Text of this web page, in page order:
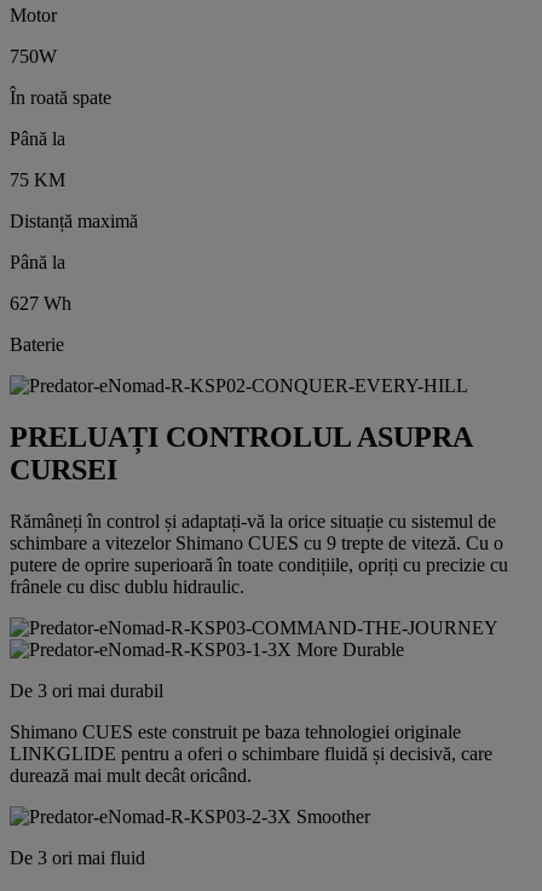
Motor
750W
În roată spate
Până la
75 KM
Distanță maximă
Până la
627 Wh
Baterie
PRELUAȚI CONTROLUL ASUPRA
CURSEI
Rămâneți în control și adaptați-vă la orice situație cu sistemul de
schimbare a vitezelor Shimano CUES cu 9 trepte de viteză. Cu o
putere de oprire superioară în toate condițiile, opriți cu precizie cu
frânele cu disc dublu hidraulic.
De 3 ori mai durabil
Shimano CUES este construit pe baza tehnologiei originale
LINKGLIDE pentru a oferi o schimbare fluidă și decisivă, care
durează mai mult decât oricând.
De 3 ori mai fluid